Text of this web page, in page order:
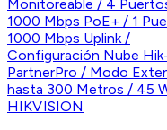
HIKVISION